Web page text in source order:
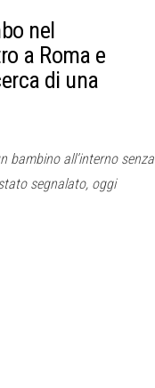
nel
a Roma e
di una
bambino all’interno senza
segnalato, oggi